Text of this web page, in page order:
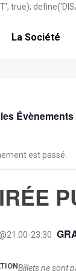
true);
La Société
Évènements
est passé.
-23:30
Billets ne sont